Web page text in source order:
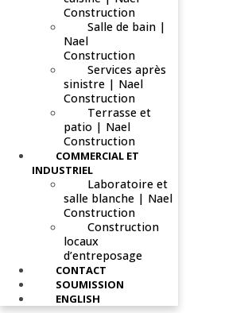
Construction
Salle de bain |
Nael
Construction
Services après
sinistre | Nael
Construction
Terrasse et
patio | Nael
Construction
COMMERCIAL ET
INDUSTRIEL
Laboratoire et
salle blanche | Nael
Construction
Construction
locaux
d’entreposage
CONTACT
SOUMISSION
ENGLISH